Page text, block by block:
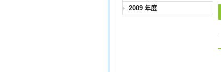
2009 年度